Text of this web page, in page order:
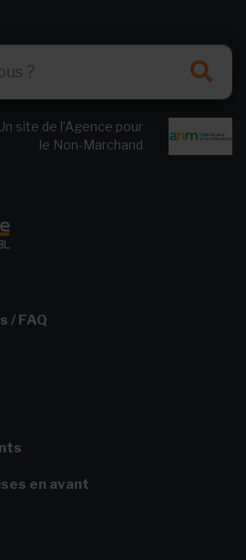
site de l’Agence pour
le Non-Marchand
/ FAQ
en avant